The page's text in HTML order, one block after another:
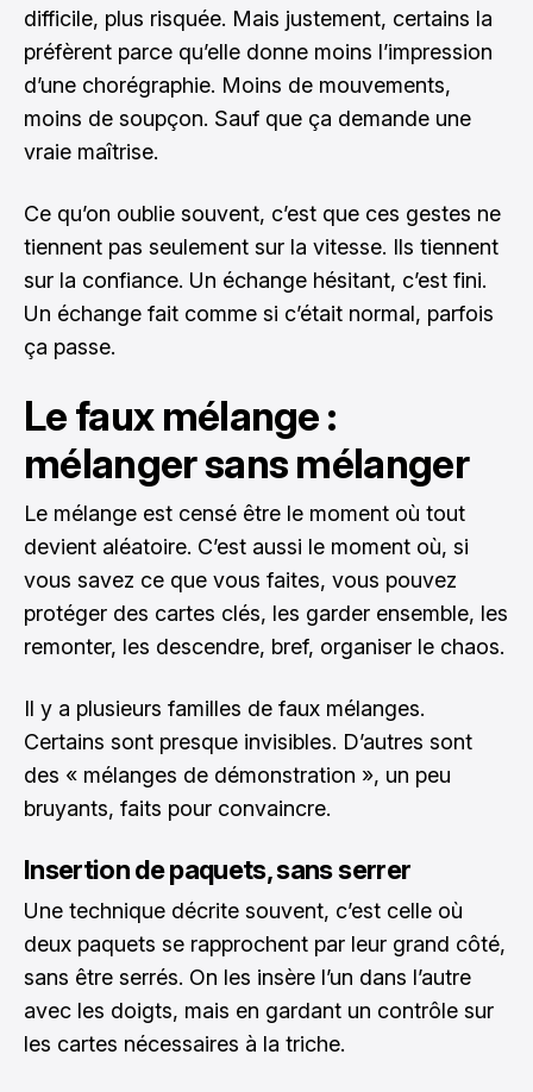
difficile, plus risquée. Mais justement, certains la
préfèrent parce qu’elle donne moins l’impression
d’une chorégraphie. Moins de mouvements,
moins de soupçon. Sauf que ça demande une
vraie maîtrise.
Ce qu’on oublie souvent, c’est que ces gestes ne
tiennent pas seulement sur la vitesse. Ils tiennent
sur la confiance. Un échange hésitant, c’est fini.
Un échange fait comme si c’était normal, parfois
ça passe.
Le faux mélange :
mélanger sans mélanger
Le mélange est censé être le moment où tout
devient aléatoire. C’est aussi le moment où, si
vous savez ce que vous faites, vous pouvez
protéger des cartes clés, les garder ensemble, les
remonter, les descendre, bref, organiser le chaos.
Il y a plusieurs familles de faux mélanges.
Certains sont presque invisibles. D’autres sont
des « mélanges de démonstration », un peu
bruyants, faits pour convaincre.
Insertion de paquets, sans serrer
Une technique décrite souvent, c’est celle où
deux paquets se rapprochent par leur grand côté,
sans être serrés. On les insère l’un dans l’autre
avec les doigts, mais en gardant un contrôle sur
les cartes nécessaires à la triche.